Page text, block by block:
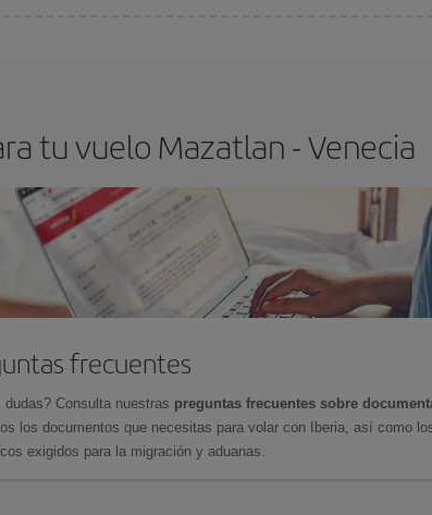
tu vuelo Mazatlan - Venecia
frecuentes
dudas? Consulta nuestras preguntas frecuentes sobre
los documentos que necesitas para volar con Iberia, así como
exigidos para la migración y aduanas.